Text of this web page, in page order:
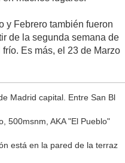
y Febrero también fueron
de la segunda semana de
Es más, el 23 de Marzo
Madrid capital. Entre San Bl
500msnm, AKA "El Pueblo"
está en la pared de la terraz